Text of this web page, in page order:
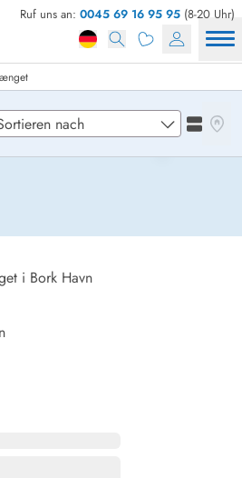
Ruf uns an: 0045 69 16 95 95 (8-20 Uhr)
Duevænget
i Bork Havn
finden
Loading...